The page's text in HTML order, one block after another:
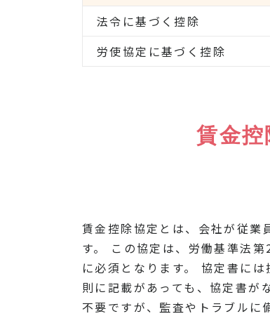
法令に基づく控除
労使協定に基づく控除
賃金
賃金控除協定とは、会社が従業
す。 この協定は、労働基準法
に必須となります。 協定書に
則に記載があっても、協定書が
不要ですが、監査やトラブルに